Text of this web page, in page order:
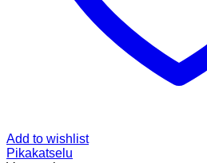
Add to wishlist
Pikakatselu